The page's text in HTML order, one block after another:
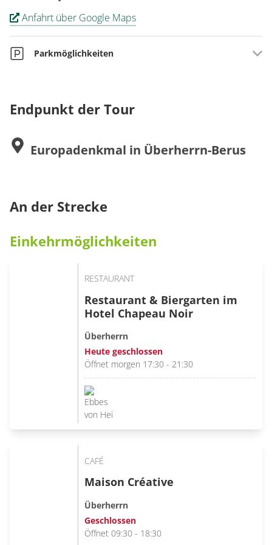
Anfahrt über Google Maps
Parkmöglichkeiten
Endpunkt der Tour
Europadenkmal in Überherrn-Berus
An der Strecke
Einkehrmöglichkeiten
RESTAURANT
Restaurant & Biergarten im
Hotel Chapeau Noir
Überherrn
Heute geschlossen
Öffnet morgen 17:30 - 21:30
CAFÉ
Maison Créative
Überherrn
Geschlossen
Öffnet 09:30 - 18:30